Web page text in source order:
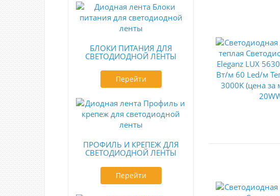
БЛОКИ ПИТАНИЯ ДЛЯ
СВЕТОДИОДНОЙ ЛЕНТЫ
Перейти
ПРОФИЛЬ И КРЕПЕЖ ДЛЯ
СВЕТОДИОДНОЙ ЛЕНТЫ
Перейти